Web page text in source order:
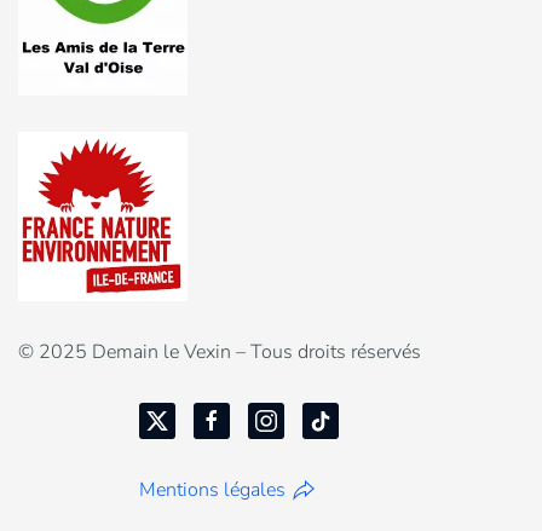
© 2025 Demain le Vexin – Tous droits réservés
Mentions légales